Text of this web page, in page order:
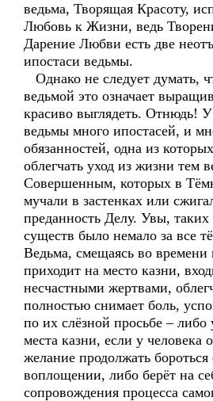
ведьма, Творящая Красоту,
Любовь к Жизни, ведь
Дарение Любви есть две
ипостаси ведьмы.
Однако не следует думать,
ведьмой это означает
красиво выглядеть. Отнюдь!
ведьмы много ипостасей, и
обязанностей, одна из
облегчать уход из жизни тем
Совершенным, которых в
мучали в застенках или
преданность Делу. Увы, таких
существ было немало за все
Ведьма, смещаясь во времени
приходит на место казни,
несчастными жертвами,
полностью снимает боль,
по их слёзной просьбе – либо
места казни, если у человека
желание продолжать
воплощении, либо берёт на
сопровождения процесса